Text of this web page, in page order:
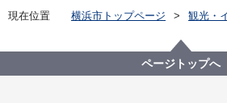
現在位置 横浜市トップページ
観光・
【終了】【追加募集】2025-26 大
SV.LEAGUE MEN
住・在学の小中学生100名を先
ページトップへ